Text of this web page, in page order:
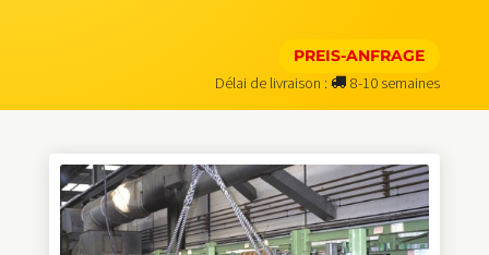
PREIS-ANFRAGE
Délai de livraison :
8-10 semaines